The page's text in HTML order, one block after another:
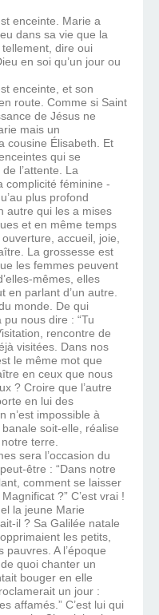
enceinte. Marie a
dans sa vie que la
dire oui
en soi qu’un jour ou
enceinte, et son
route. Comme si Saint
de Jésus ne
mais un
cousine Élisabeth. Et
qui se
l’attente. La
complicité féminine -
plus profond
autre qui les a mises
et en même temps
accueil, joie,
La grossesse est
les femmes peuvent
mêmes, elles
en parlant d’un autre.
monde. De qui
pu nous dire : “Tu
rencontre de
visitées. Dans nos
le même mot que
en ceux que nous
? Croire que l’autre
en lui des
n’est impossible à
soit-elle, réalise
terre.
sera l’occasion du
être : “Dans notre
comment se laisser
?” C’est vrai !
la jeune Marie
il ? Sa Galilée natale
les petits,
A l’époque
quoi chanter un
bouger en elle
un jour :
affamés.” C’est lui qui